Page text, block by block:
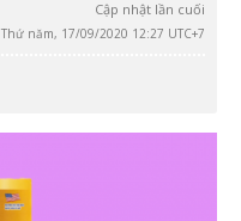
Cập nhật lần cuối
Thứ năm, 17/09/2020 12:27 UTC+7